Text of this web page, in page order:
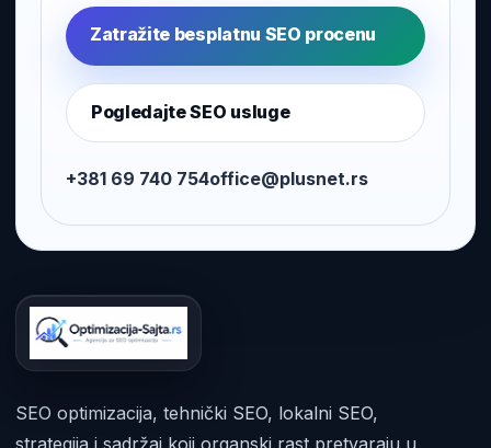
Zatražite besplatnu SEO procenu
Pogledajte SEO usluge
+381 69 740 754office@plusnet.rs
SEO optimizacija, tehnički SEO, lokalni SEO,